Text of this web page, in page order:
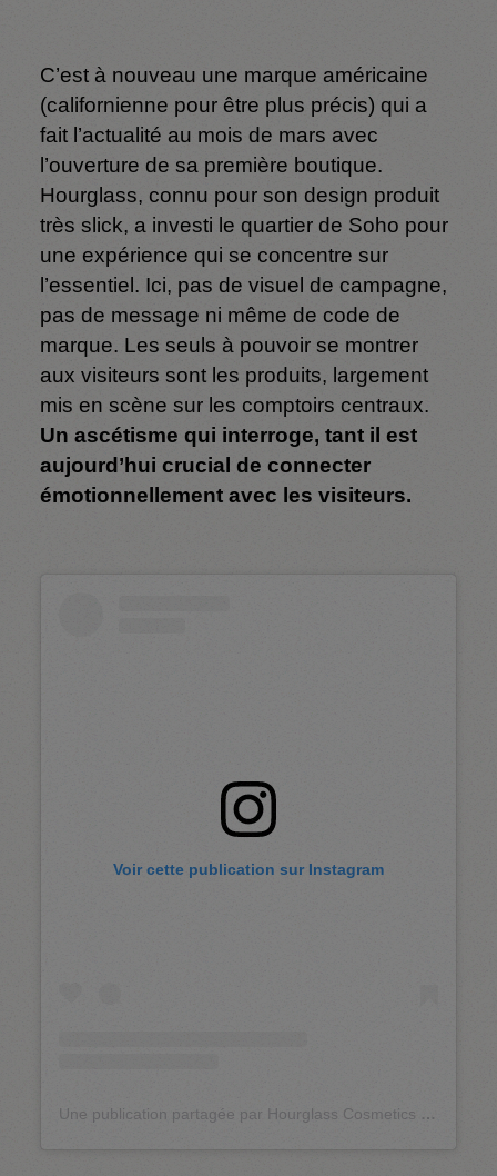
C’est à nouveau une marque américaine
(californienne pour être plus précis) qui a
fait l’actualité au mois de mars avec
l’ouverture de sa première boutique.
Hourglass, connu pour son design produit
très slick, a investi le quartier de Soho pour
une expérience qui se concentre sur
l’essentiel. Ici, pas de visuel de campagne,
pas de message ni même de code de
marque. Les seuls à pouvoir se montrer
aux visiteurs sont les produits, largement
mis en scène sur les comptoirs centraux.
Un ascétisme qui interroge, tant il est
aujourd’hui crucial de connecter
émotionnellement avec les visiteurs.
Voir cette publication sur Instagram
Une publication partagée par Hourglass Cosmetics (@hourglasscosmetics)